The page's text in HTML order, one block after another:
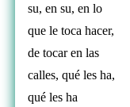
su, en su, en lo
que le toca hacer,
de tocar en las
calles, qué les ha,
qué les ha